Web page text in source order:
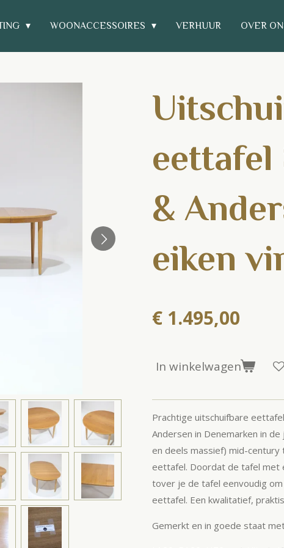
WOONACCESSOIRES VERHUUR OVER
eettafel
&
eiken
€ 1.495,00
In winkelwagen
Prachtige uitschuifbare
Andersen in Denemarken in
en deels massief) mid-
eettafel. Doordat de tafel met
tover je de tafel eenvoudig
eettafel. Een kwalitatief,
Gemerkt en in goede staat